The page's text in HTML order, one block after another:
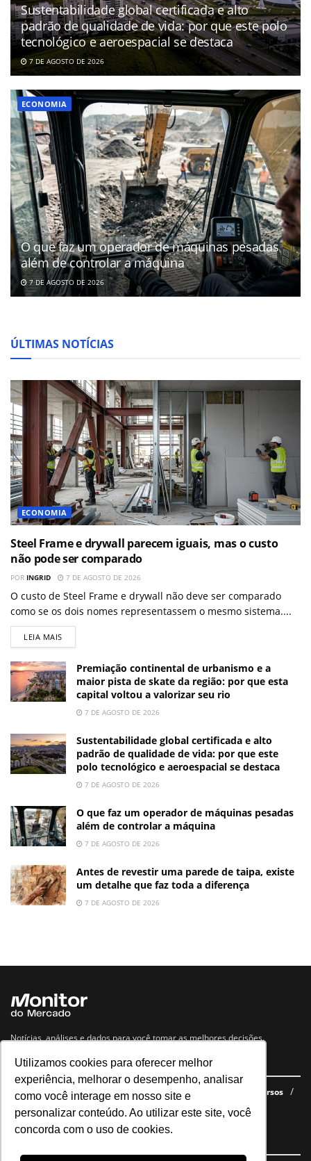
Utilizamos cookies para oferecer melhor
experiência, melhorar o desempenho, analisar
como você interage em nosso site e
personalizar conteúdo. Ao utilizar este site, você
concorda com o uso de cookies.
Sustentabilidade global certificada e alto
padrão de qualidade de vida: por que este polo
tecnológico e aeroespacial se destaca
7 DE AGOSTO DE 2026
ECONOMIA
O que faz um operador de máquinas pesadas
além de controlar a máquina
7 DE AGOSTO DE 2026
ÚLTIMAS NOTÍCIAS
ECONOMIA
Steel Frame e drywall parecem iguais, mas o custo
não pode ser comparado
POR INGRID 7 DE AGOSTO DE 2026
O custo de Steel Frame e drywall não deve ser comparado
como se os dois nomes representassem o mesmo sistema....
LEIA MAIS
Premiação continental de urbanismo e a
maior pista de skate da região: por que esta
capital voltou a valorizar seu rio
7 DE AGOSTO DE 2026
Sustentabilidade global certificada e alto
padrão de qualidade de vida: por que este
polo tecnológico e aeroespacial se destaca
7 DE AGOSTO DE 2026
O que faz um operador de máquinas pesadas
além de controlar a máquina
7 DE AGOSTO DE 2026
Antes de revestir uma parede de taipa, existe
um detalhe que faz toda a diferença
7 DE AGOSTO DE 2026
Notícias, análises e dados para você tomar as melhores decisões.
Navegue no site
Últimas notícias Quem somos E-books gratuitos
Cursos
Política de privacidade